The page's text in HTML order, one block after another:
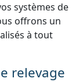
systèmes de
offrons un
à tout
relevage